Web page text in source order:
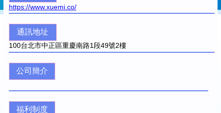
https://www.xuemi.co/
通訊地址
100台北市中正區重慶南路1段49號2樓
公司簡介
福利制度